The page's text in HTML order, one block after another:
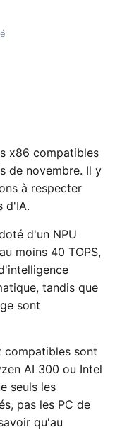
x86 compatibles
de novembre. Il y
à respecter
d'IA.
d'un NPU
moins 40 TOPS,
tandis que
sont
compatibles sont
AI 300 ou Intel
seuls les
pas les PC de
qu'au